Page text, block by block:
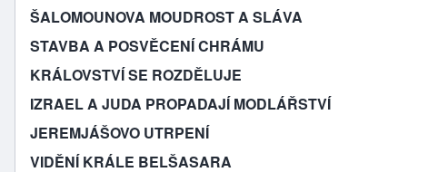
ŠALOMOUNOVA MOUDROST A SLÁVA
STAVBA A POSVĚCENÍ CHRÁMU
KRÁLOVSTVÍ SE ROZDĚLUJE
IZRAEL A JUDA PROPADAJÍ MODLÁŘSTVÍ
JEREMJÁŠOVO UTRPENÍ
VIDĚNÍ KRÁLE BELŠASARA